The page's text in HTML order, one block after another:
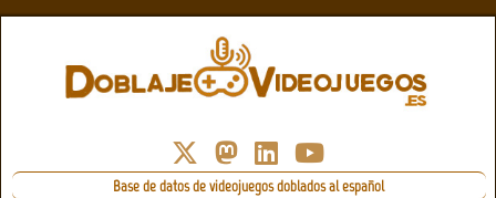
Base de datos de videojuegos doblados al español